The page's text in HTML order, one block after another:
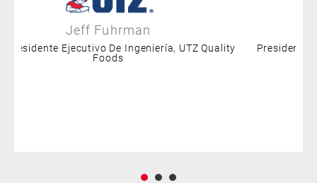
Jeff Fuhrman
Ejecutivo De Ingeniería, UTZ Quality
Foods
Presidente